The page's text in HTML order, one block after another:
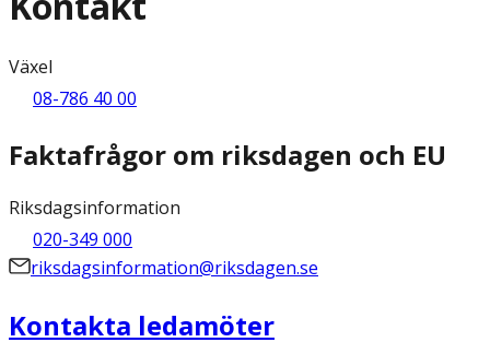
Växel
08-786 40 00
Faktafrågor om riksdagen och EU
Riksdagsinformation
020-349 000
riksdagsinformation@riksdagen.se
Kontakta ledamöter